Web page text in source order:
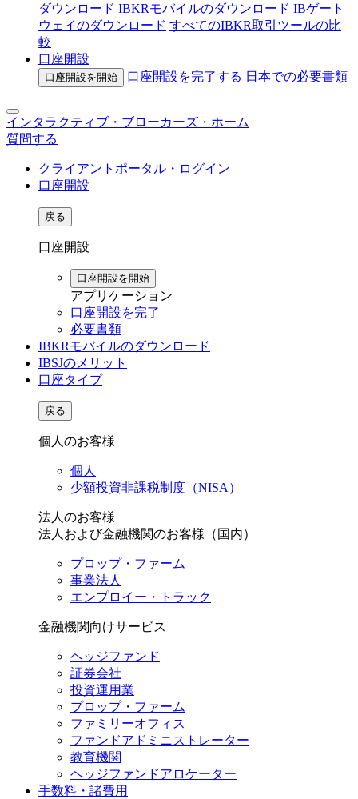
ダウンロード IBKRモバイルのダウンロード IBゲート
ウェイのダウンロード すべてのIBKR取引ツールの比
較
口座開設
口座開設を開始 口座開設を完了する 日本での必要書類
インタラクティブ・ブローカーズ・ホーム
質問する
クライアントポータル・ログイン
口座開設
戻る
口座開設
口座開設を開始
アプリケーション
口座開設を完了
必要書類
IBKRモバイルのダウンロード
IBSJのメリット
口座タイプ
戻る
個人のお客様
個人
少額投資非課税制度（NISA）
法人のお客様
法人および金融機関のお客様（国内）
プロップ・ファーム
事業法人
エンプロイー・トラック
金融機関向けサービス
ヘッジファンド
証券会社
投資運用業
プロップ・ファーム
ファミリーオフィス
ファンドアドミニストレーター
教育機関
ヘッジファンドアロケーター
手数料・諸費用